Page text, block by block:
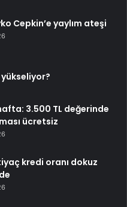
Cepkin’e yaylım ateşi
3.500 TL değerinde
ücretsiz
kredi oranı dokuz